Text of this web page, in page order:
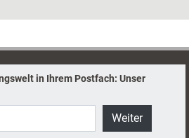
in Ihrem Postfach: Unser
Weiter